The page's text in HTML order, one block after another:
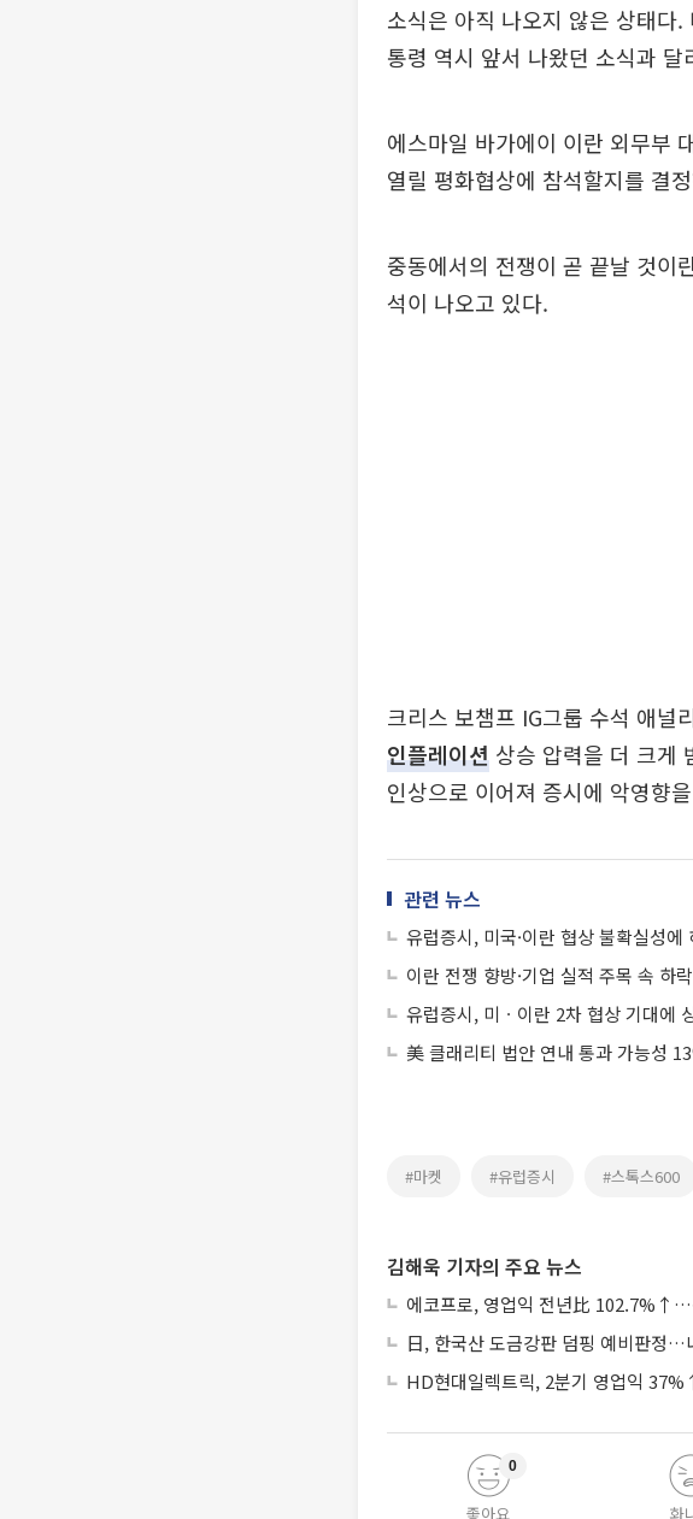
소식은 아직 나오지 않은 상태다
통령 역시 앞서 나왔던 소식과
에스마일 바가에이 이란 외무부
열릴 평화협상에 참석할지를 결
중동에서의 전쟁이 곧 끝날 것이
석이 나오고 있다.
크리스 보챔프 IG그룹 수석 애널
인플레이션 상승 압력을 더 크게
인상으로 이어져 증시에 악영향
관련 뉴스
유럽증시, 미국·이란 협상 불확실성
이란 전쟁 향방·기업 실적 주목 속
유럽증시, 미ㆍ이란 2차 협상 기대
美 클래리티 법안 연내 통과 가능성
#마켓 #유럽증시 #스톡스600
김해욱 기자의 주요 뉴스
에코프로, 영업익 전년比 102.7%↑…
日, 한국산 도금강판 덤핑 예비판정…
HD현대일렉트릭, 2분기 영업익
좋아요
0
화